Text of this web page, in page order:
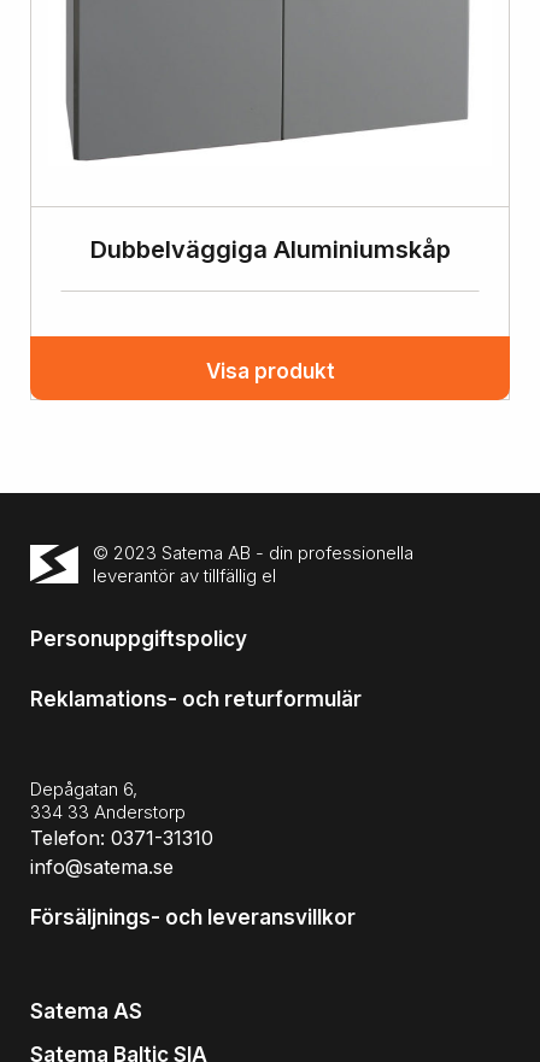
Dubbelväggiga Aluminiumskåp
Visa produkt
© 2023 Satema AB - din professionella
leverantör av tillfällig el
Personuppgiftspolicy
Reklamations- och returformulär
Depågatan 6,
334 33 Anderstorp
Telefon: 0371-31310
info@satema.se
Försäljnings- och leveransvillkor
Satema AS
Satema Baltic SIA